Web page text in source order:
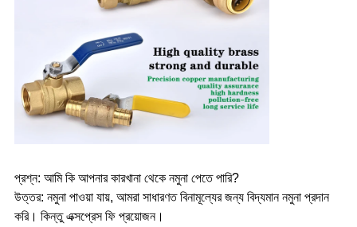
প্রশ্ন: আমি কি আপনার কারখানা থেকে নমুনা পেতে পারি?
উত্তর: নমুনা পাওয়া যায়, আমরা সাধারণত বিনামূল্যের জন্য বিদ্যমান নমুনা প্রদান
করি। কিন্তু এক্সপ্রেস ফি প্রয়োজন।